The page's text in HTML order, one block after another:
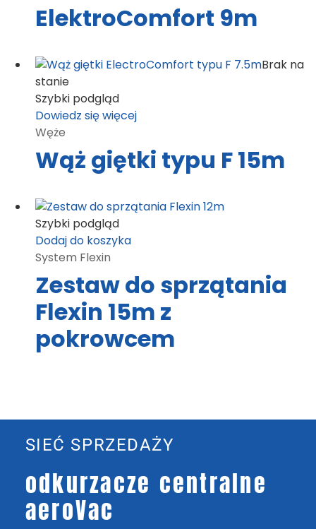
ElektroComfort 9m
Brak na
stanie
Szybki podgląd
Dowiedz się więcej
Węże
Wąż giętki typu F 15m
Szybki podgląd
Dodaj do koszyka
System Flexin
Zestaw do sprzątania
Flexin 15m z
pokrowcem
SIEĆ SPRZEDAŻY
odkurzacze centralne
aeroVac